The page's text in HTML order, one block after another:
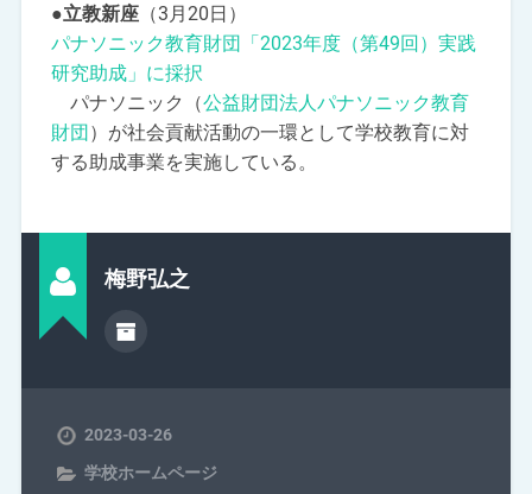
●立教新座（3月20日）
パナソニック教育財団「2023年度（第49回）実践
研究助成」に採択
パナソニック（公益財団法人パナソニック教育
財団）が社会貢献活動の一環として学校教育に対
する助成事業を実施している。
梅野弘之
2023-03-26
学校ホームページ